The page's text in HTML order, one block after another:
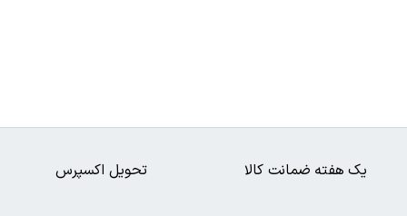
تحویل اکسپرس یک هفته ضمانت کالا